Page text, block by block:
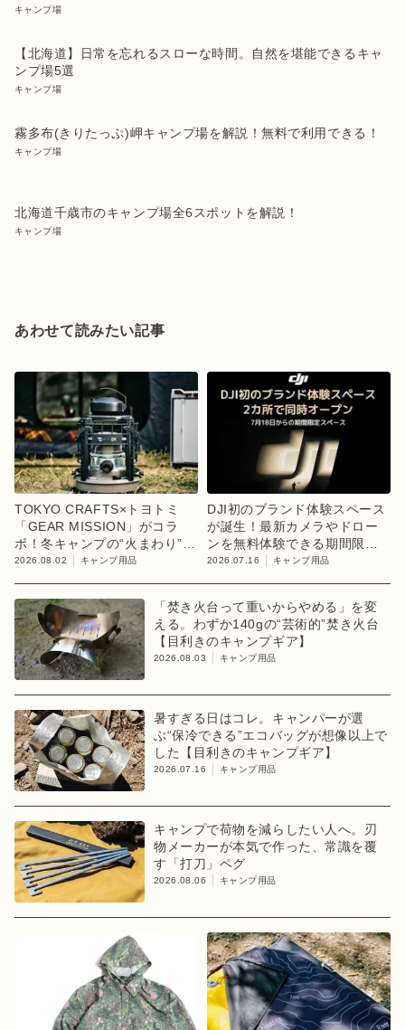
キャンプ場
【北海道】日常を忘れるスローな時間。自然を堪能できるキャ
ンプ場5選
キャンプ場
霧多布(きりたっぷ)岬キャンプ場を解説！無料で利用できる！
キャンプ場
北海道千歳市のキャンプ場全6スポットを解説！
キャンプ場
あわせて読みたい記事
TOKYO CRAFTS×トヨトミ
「GEAR MISSION」がコラ
ボ！冬キャンプの“火まわり”を
担う限定K3クッキングストー
2026.08.02 キャンプ用品
DJI初のブランド体験スペース
が誕生！最新カメラやドロー
ンを無料体験できる期間限定
イベント開催
2026.07.16 キャンプ用品
「焚き火台って重いからやめる」を変
える。わずか140gの“芸術的”焚き火台
【目利きのキャンプギア】
2026.08.03 キャンプ用品
暑すぎる日はコレ。キャンパーが選
ぶ“保冷できる”エコバッグが想像以上で
した【目利きのキャンプギア】
2026.07.16 キャンプ用品
キャンプで荷物を減らしたい人へ。刃
物メーカーが本気で作った、常識を覆
す「打刀」ペグ
2026.08.06 キャンプ用品